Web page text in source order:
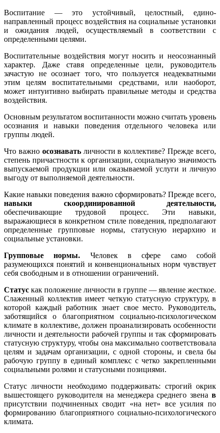
Воспитание — это устойчивый, целостный, едино-
направленный процесс воздействия на социальные установки
и ожидания людей, осуществляемый в соответствии с
определенными целями.
Воспитательные воздействия могут носить и неосознанный
характер. Даже ставя определенные цели, руководитель
зачастую не осознает того, что пользуется неадекватными
этим целям воспитательными средствами, или наоборот,
может интуитивно выбирать правильные методы и средства
воздействия.
Основным результатом воспитанности можно считать уровень
осознания и навыки поведения отдельного человека или
группы людей.
Что важно осознавать личности в коллективе? Прежде всего,
степень причастности к организации, социальную значимость
выпускаемой продукции или оказываемой услуги и личную
выгоду от выполняемой деятельности.
Какие навыки поведения важно сформировать? Прежде всего,
навыки скоординированной деятельности,
обеспечивающие трудовой процесс. Эти навыки,
выражающиеся в конкретном стиле поведения, предполагают
определенные групповые нормы, статусную иерархию и
социальные установки.
Групповые нормы. Человек в сфере само собой
разумеющихся понятий и конвенциональных норм чувствует
себя свободным и в отношении ограничений.
Статус как положение личности в группе — явление жесткое.
Слаженный коллектив имеет четкую статусную структуру, в
которой каждый работник знает свое место. Руководитель,
заботящийся о благоприятном социально-психологическом
климате в коллективе, должен проанализировать особенности
личности и деятельности рабочей группы и так сформировать
статусную структуру, чтобы она максимально соответствовала
целям и задачам организации, с одной стороны, и свела бы
рабочую группу в единый комплекс с четко закрепленными
социальными ролями и статусными позициями.
Статус личности необходимо поддерживать: строгий окрик
вышестоящего руководителя на менеджера среднего звена в
присутствии подчиненных сводит «на нет» все усилия по
формированию благоприятного социально-психологического
климата.